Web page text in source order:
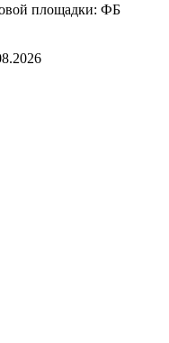
площадки: ФБ